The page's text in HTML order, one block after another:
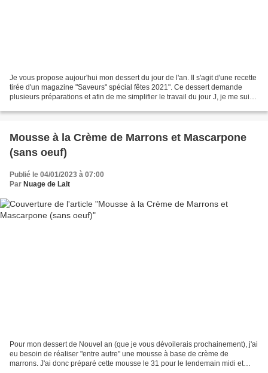
Je vous propose aujour'hui mon dessert du jour de l'an. Il s'agit d'une recette
tirée d'un magazine "Saveurs" spécial fêtes 2021". Ce dessert demande
plusieurs préparations et afin de me simplifier le travail du jour J, je me suis
Mousse à la Crème de Marrons et Mascarpone
(sans oeuf)
Publié le 04/01/2023 à 07:00
Par Nuage de Lait
Pour mon dessert de Nouvel an (que je vous dévoilerais prochainement), j'ai
eu besoin de réaliser "entre autre" une mousse à base de crème de
marrons. J'ai donc préparé cette mousse le 31 pour le lendemain midi et